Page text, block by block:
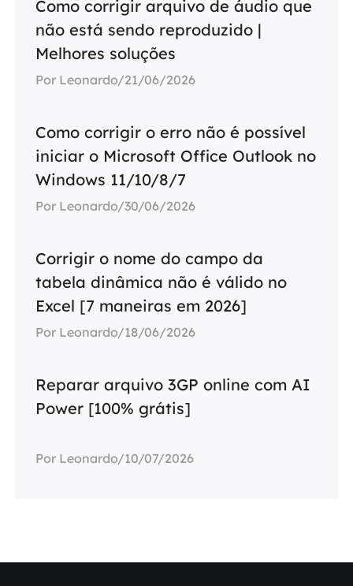
Como corrigir arquivo de áudio que
não está sendo reproduzido |
Melhores soluções
Por Leonardo/21/06/2026
Como corrigir o erro não é possível
iniciar o Microsoft Office Outlook no
Windows 11/10/8/7
Por Leonardo/30/06/2026
Corrigir o nome do campo da
tabela dinâmica não é válido no
Excel [7 maneiras em 2026]
Por Leonardo/18/06/2026
Reparar arquivo 3GP online com AI
Power [100% grátis]
Por Leonardo/10/07/2026